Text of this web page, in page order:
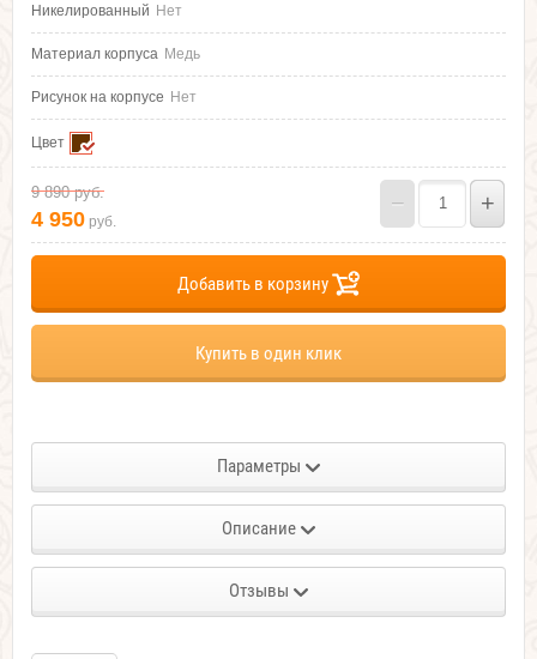
Никелированный Нет
Материал корпуса Медь
Рисунок на корпусе Нет
Цвет
9 890руб.
4 950 руб.
− +
Добавить в корзину
Купить в один клик
Параметры
Описание
Отзывы